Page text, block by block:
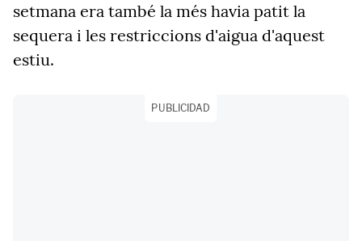
setmana era també la més havia patit la
sequera i les restriccions d'aigua d'aquest
estiu.
PUBLICIDAD